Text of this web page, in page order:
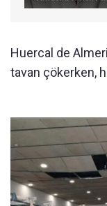
Huercal de
tavan çökerken,